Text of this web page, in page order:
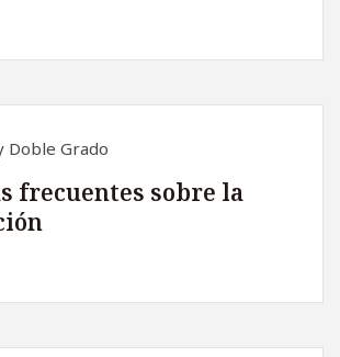
Doble Grado
frecuentes sobre la